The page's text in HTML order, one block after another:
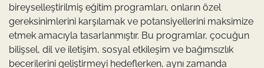
bireyselleştirilmiş eğitim programları, onların özel
gereksinimlerini karşılamak ve potansiyellerini maksimize
etmek amacıyla tasarlanmıştır. Bu programlar, çocuğun
bilişsel, dil ve iletişim, sosyal etkileşim ve bağımsızlık
becerilerini geliştirmeyi hedeflerken, aynı zamanda